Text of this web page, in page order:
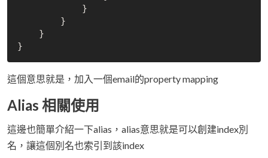
這個意思就是，加入一個email的property mapping
Alias 相關使用
這邊也簡單介紹一下alias，alias意思就是可以創建index別
名，讓這個別名也索引到該index